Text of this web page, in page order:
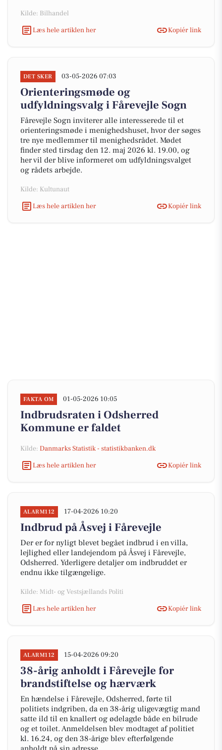
Kilde: Bilhandel
Læs hele artiklen her
Kopiér link
DET SKER 03-05-2026 07:03
Orienteringsmøde og
udfyldningsvalg i Fårevejle Sogn
Fårevejle Sogn inviterer alle interesserede til et
orienteringsmøde i menighedshuset, hvor der søges
tre nye medlemmer til menighedsrådet. Mødet
finder sted tirsdag den 12. maj 2026 kl. 19.00, og
her vil der blive informeret om udfyldningsvalget
og rådets arbejde.
Kilde: Kultunaut
Læs hele artiklen her
Kopiér link
FAKTA OM 01-05-2026 10:05
Indbrudsraten i Odsherred
Kommune er faldet
Kilde: Danmarks Statistik - statistikbanken.dk
Læs hele artiklen her
Kopiér link
ALARM112 17-04-2026 10:20
Indbrud på Åsvej i Fårevejle
Der er for nyligt blevet begået indbrud i en villa,
lejlighed eller landejendom på Åsvej i Fårevejle,
Odsherred. Yderligere detaljer om indbruddet er
endnu ikke tilgængelige.
Kilde: Midt- og Vestsjællands Politi
Læs hele artiklen her
Kopiér link
ALARM112 15-04-2026 09:20
38-årig anholdt i Fårevejle for
brandstiftelse og hærværk
En hændelse i Fårevejle, Odsherred, førte til
politiets indgriben, da en 38-årig uligevægtig mand
satte ild til en knallert og ødelagde både en bilrude
og et toilet. Anmeldelsen blev modtaget af politiet
kl. 16.24, og den 38-årige blev efterfølgende